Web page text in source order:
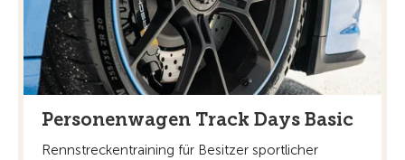
Personenwagen Track Days Basic
Rennstreckentraining für Besitzer sportlicher